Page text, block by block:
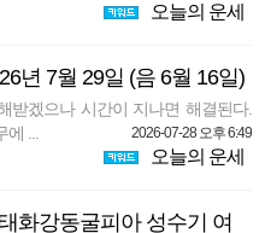
오늘의 운세
년 7월 29일 (음 6월 16일)
받겠으나 시간이 지나면 해결된다.
...
2026-07-28 오후 6:49
오늘의 운세
화강동굴피아 성수기 여